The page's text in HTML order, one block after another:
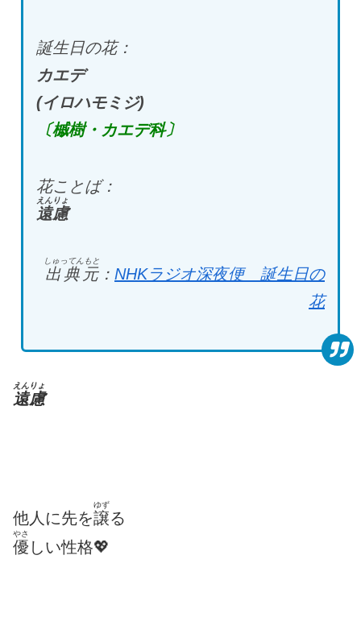
誕生日の花：
カエデ
(イロハモミジ)
〔槭樹・カエデ科〕
花ことば：
遠慮
えんりょ
出典元
しゅってんもと
： NHKラジオ深夜便 誕生日の
花
遠慮
えんりょ
他人に先を譲
ゆず
る
優
やさ
しい性格💖